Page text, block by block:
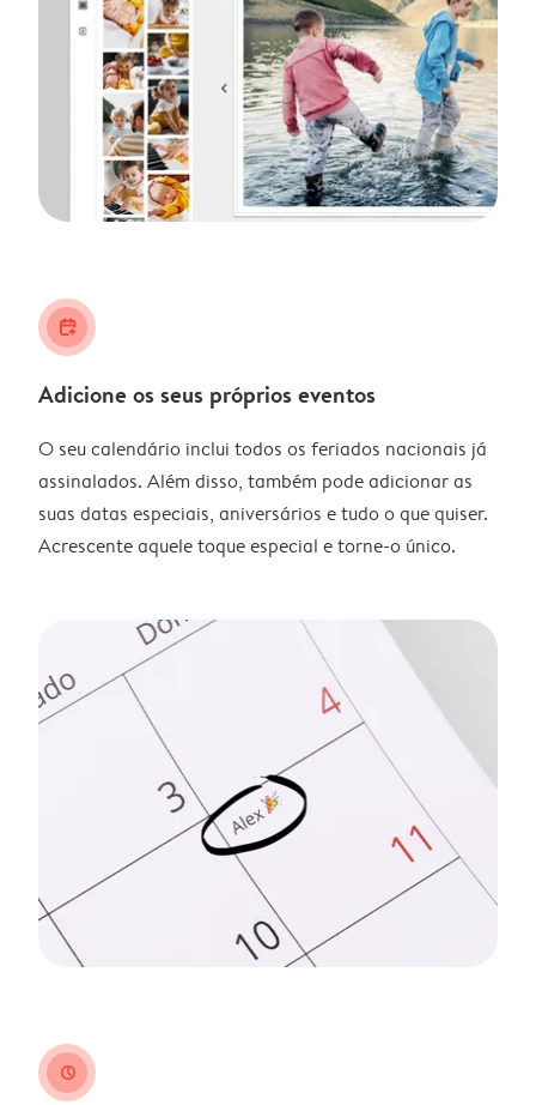
calendar_plus
Adicione os seus próprios eventos
O seu calendário inclui todos os feriados nacionais já
assinalados. Além disso, também pode adicionar as
suas datas especiais, aniversários e tudo o que quiser.
Acrescente aquele toque especial e torne-o único.
clock